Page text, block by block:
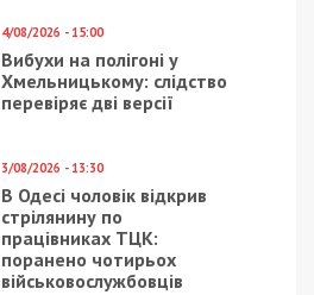
4/08/2026 - 15:00
Вибухи на полігоні у
Хмельницькому: слідство
перевіряє дві версії
3/08/2026 - 13:30
В Одесі чоловік відкрив
стрілянину по
працівниках ТЦК:
поранено чотирьох
військовослужбовців